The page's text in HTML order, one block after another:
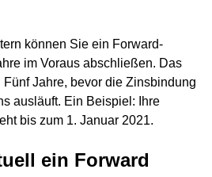
können Sie ein Forward-
im Voraus abschließen. Das
Fünf Jahre, bevor die Zinsbindung
ausläuft. Ein Beispiel: Ihre
bis zum 1. Januar 2021.
ein Forward